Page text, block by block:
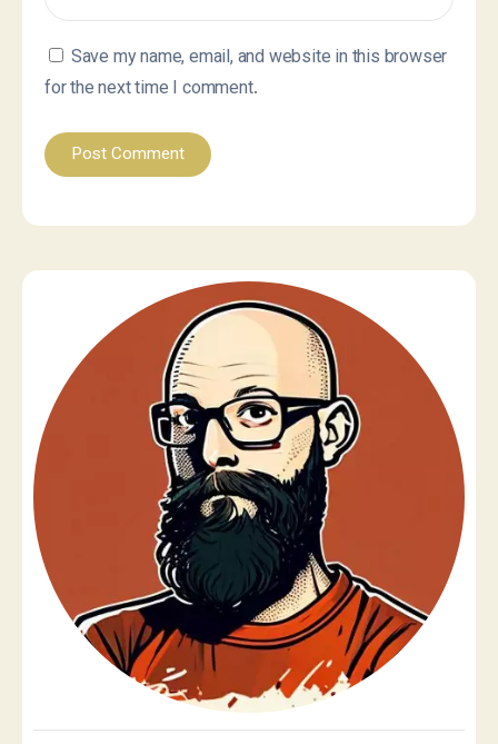
Save my name, email, and website in this browser
for the next time I comment.